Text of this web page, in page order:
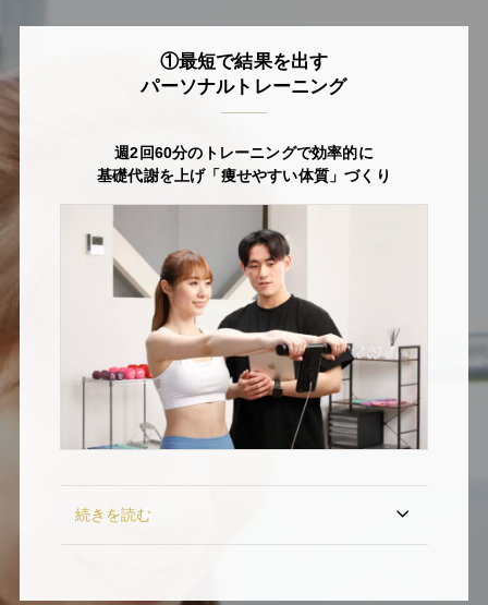
①最短で結果を出す
パーソナルトレーニング
週2回60分のトレーニングで効率的に
基礎代謝を上げ「痩せやすい体質」づくり
続きを読む